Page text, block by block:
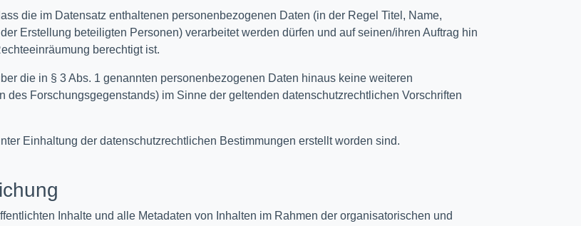
die im Datensatz enthaltenen personenbezogenen Daten (in der Regel Titel, Name,
Erstellung beteiligten Personen) verarbeitet werden dürfen und auf seinen/ihren Auftrag hin
berechtigt ist.
die in § 3 Abs. 1 genannten personenbezogenen Daten hinaus keine weiteren
Forschungsgegenstands) im Sinne der geltenden datenschutzrechtlichen Vorschriften
Einhaltung der datenschutzrechtlichen Bestimmungen erstellt worden sind.
Inhalte und alle Metadaten von Inhalten im Rahmen der organisatorischen und